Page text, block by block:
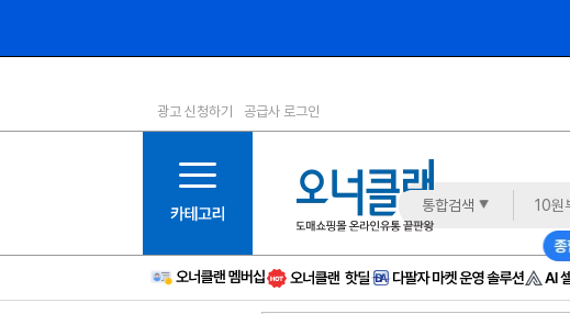
1등급
6등급
11등급
12등급
15등급
16등급
광고 신청하기 공급사 로그인
통합검색